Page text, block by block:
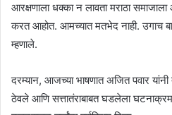
आरक्षणाला धक्का न लावता मराठा समाजाला
करत आहोत. आमच्यात मतभेद नाही. उगाच
म्हणाले.
दरम्यान, आजच्या भाषणात अजित पवार यांनी
ठेवले आणि सत्तातंराबाबत घडलेला घटनाक्रम